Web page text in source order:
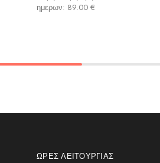
ημερων: 89.00 €
ΏΡΕΣ ΛΕΙΤΟΥΡΓΊΑΣ